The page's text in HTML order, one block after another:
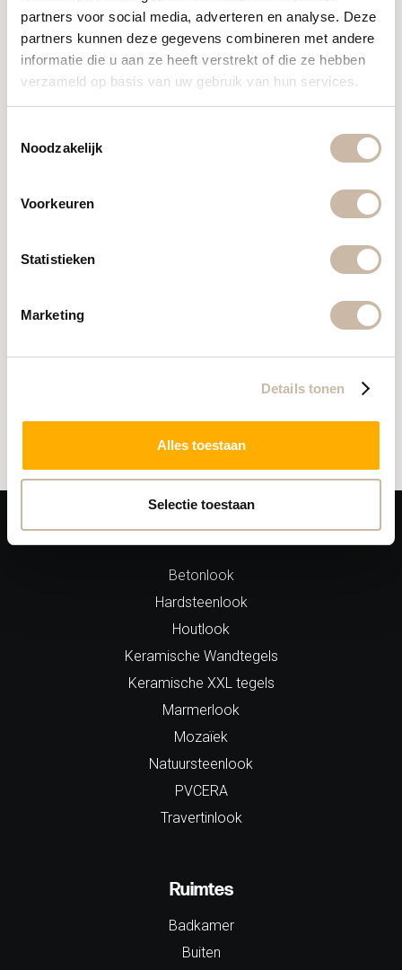
partners voor social media, adverteren en analyse. Deze
partners kunnen deze gegevens combineren met andere
informatie die u aan ze heeft verstrekt of die ze hebben
verzameld op basis van uw gebruik van hun services.
Noodzakelijk
Voorkeuren
Statistieken
Marketing
Details tonen
Alles toestaan
Selectie toestaan
Looks
Betonlook
Hardsteenlook
Houtlook
Keramische Wandtegels
Keramische XXL tegels
Marmerlook
Mozaïek
Natuursteenlook
PVCERA
Travertinlook
Ruimtes
Badkamer
Buiten